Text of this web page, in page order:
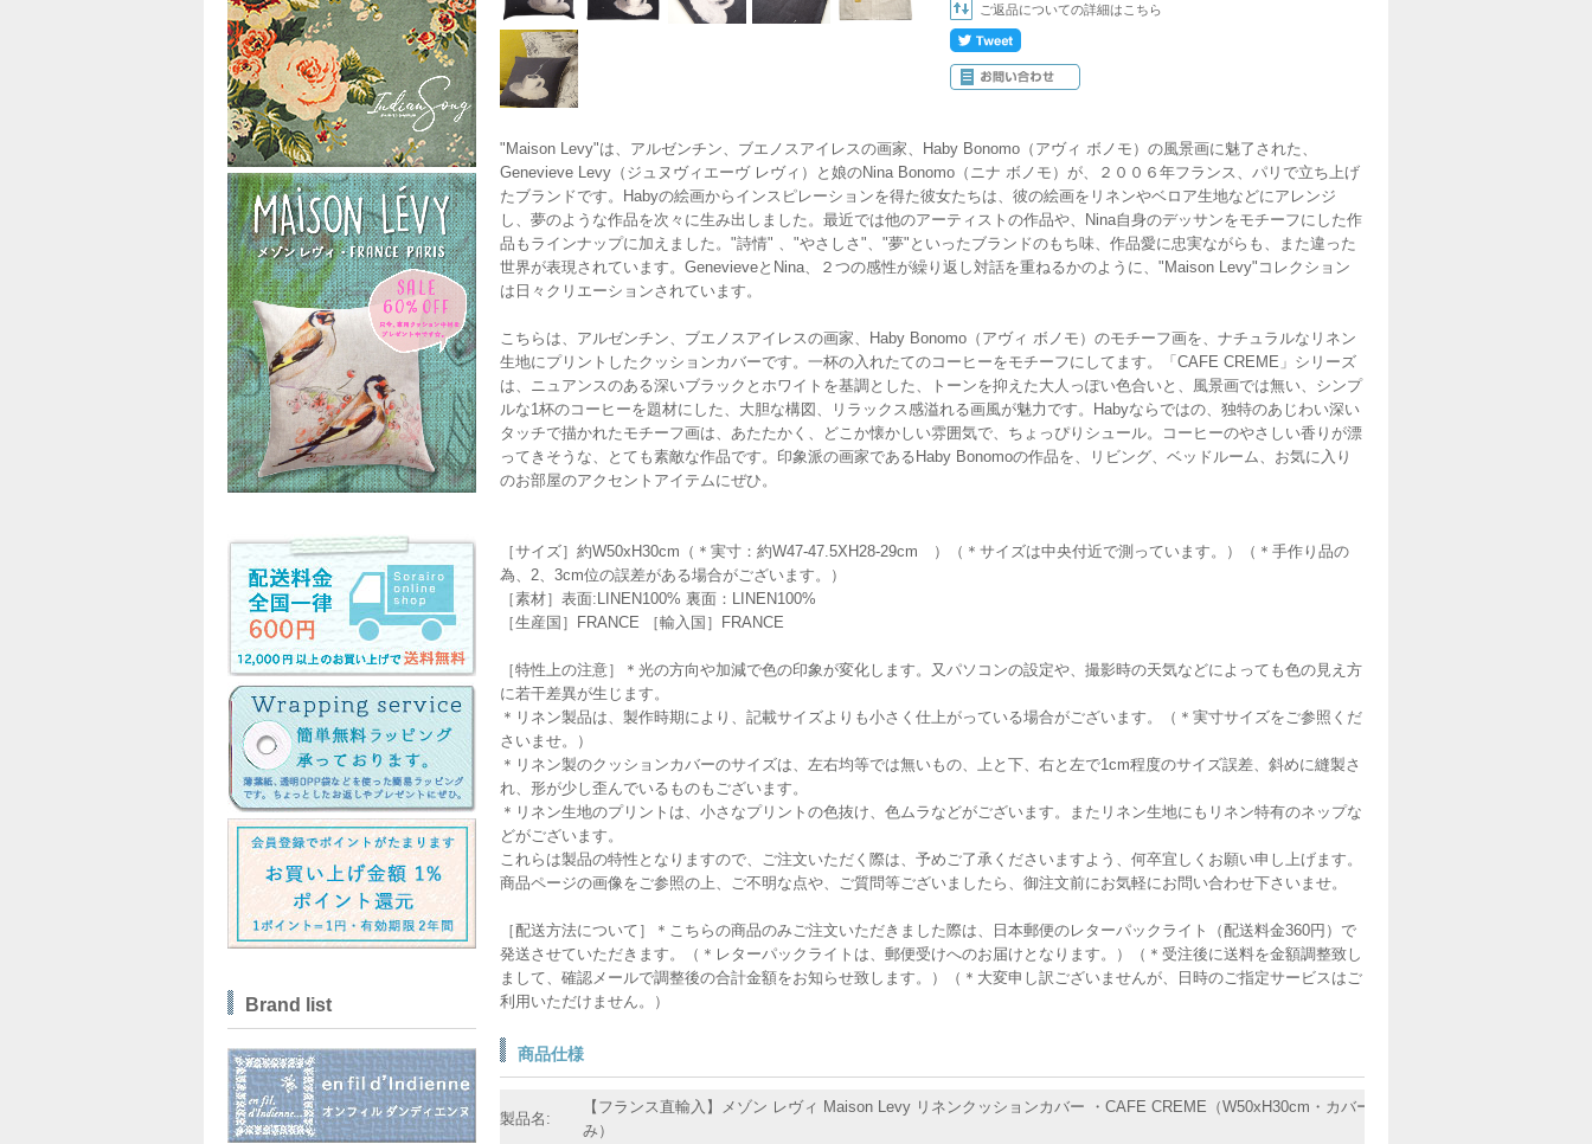
ご返品についての詳細はこちら
"Maison Levy"は、アルゼンチン、ブエノスアイレスの画家、Haby Bonomo（アヴィ ボノモ）の風景画に魅了された、
Genevieve Levy（ジュヌヴィエーヴ レヴィ）と娘のNina Bonomo（ニナ ボノモ）が、２００６年フランス、パリで立ち上げ
たブランドです。Habyの絵画からインスピレーションを得た彼女たちは、彼の絵画をリネンやベロア生地などにアレンジ
し、夢のような作品を次々に生み出しました。最近では他のアーティストの作品や、Nina自身のデッサンをモチーフにした作
品もラインナップに加えました。"詩情" 、"やさしさ"、"夢"といったブランドのもち味、作品愛に忠実ながらも、また違った
世界が表現されています。GenevieveとNina、２つの感性が繰り返し対話を重ねるかのように、"Maison Levy"コレクション
は日々クリエーションされています。
こちらは、アルゼンチン、ブエノスアイレスの画家、Haby Bonomo（アヴィ ボノモ）のモチーフ画を、ナチュラルなリネン
生地にプリントしたクッションカバーです。一杯の入れたてのコーヒーをモチーフにしてます。「CAFE CREME」シリーズ
は、ニュアンスのある深いブラックとホワイトを基調とした、トーンを抑えた大人っぽい色合いと、風景画では無い、シンプ
ルな1杯のコーヒーを題材にした、大胆な構図、リラックス感溢れる画風が魅力です。Habyならではの、独特のあじわい深い
タッチで描かれたモチーフ画は、あたたかく、どこか懐かしい雰囲気で、ちょっぴりシュール。コーヒーのやさしい香りが漂
ってきそうな、とても素敵な作品です。印象派の画家であるHaby Bonomoの作品を、リビング、ベッドルーム、お気に入り
のお部屋のアクセントアイテムにぜひ。
［サイズ］約W50xH30cm（＊実寸：約W47-47.5XH28-29cm ）（＊サイズは中央付近で測っています。）（＊手作り品の
為、2、3cm位の誤差がある場合がございます。）
［素材］表面:LINEN100% 裏面：LINEN100%
［生産国］FRANCE ［輸入国］FRANCE
［特性上の注意］＊光の方向や加減で色の印象が変化します。又パソコンの設定や、撮影時の天気などによっても色の見え方
に若干差異が生じます。
＊リネン製品は、製作時期により、記載サイズよりも小さく仕上がっている場合がございます。（＊実寸サイズをご参照くだ
さいませ。）
＊リネン製のクッションカバーのサイズは、左右均等では無いもの、上と下、右と左で1cm程度のサイズ誤差、斜めに縫製さ
れ、形が少し歪んでいるものもございます。
＊リネン生地のプリントは、小さなプリントの色抜け、色ムラなどがございます。またリネン生地にもリネン特有のネップな
どがございます。
これらは製品の特性となりますので、ご注文いただく際は、予めご了承くださいますよう、何卒宜しくお願い申し上げます。
商品ページの画像をご参照の上、ご不明な点や、ご質問等ございましたら、御注文前にお気軽にお問い合わせ下さいませ。
［配送方法について］＊こちらの商品のみご注文いただきました際は、日本郵便のレターパックライト（配送料金360円）で
発送させていただきます。（＊レターパックライトは、郵便受けへのお届けとなります。）（＊受注後に送料を金額調整致し
まして、確認メールで調整後の合計金額をお知らせ致します。）（＊大変申し訳ございませんが、日時のご指定サービスはご
利用いただけません。）
商品仕様
製品名:
【フランス直輸入】メゾン レヴィ Maison Levy リネンクッションカバー ・CAFE CREME（W50xH30cm・カバーの
み）
Brand list